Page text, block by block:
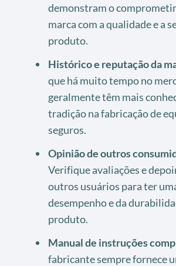
demonstram o
marca com a qualidade e a
produto.
Histórico e reputação da
que há muito tempo no
geralmente têm mais
tradição na fabricação de
seguros.
Opinião de outros
Verifique avaliações e
outros usuários para ter
desempenho e da
produto.
Manual de instruções
fabricante sempre fornece